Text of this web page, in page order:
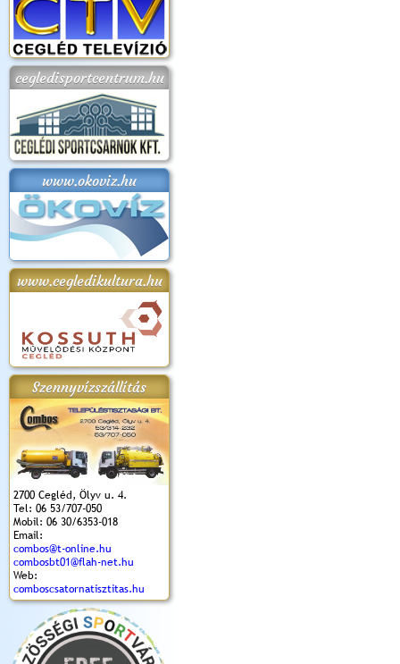
cegledisportcentrum.hu
www.okoviz.hu
www.cegledikultura.hu
Szennyvízszállítás
2700 Cegléd, Ölyv u. 4.
Tel: 06 53/707-050
Mobil: 06 30/6353-018
Email:
combos@t-online.hu
combosbt01@flah-net.hu
Web:
comboscsatornatisztitas.hu
2018.
Kossuth Toborzó
Ünnepély
Szent István Ünnepe
(2017. 08. 20.)